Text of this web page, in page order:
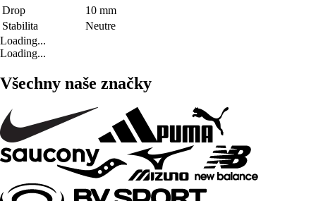
Drop
10 mm
Stabilita
Neutre
Loading...
Loading...
Všechny naše značky